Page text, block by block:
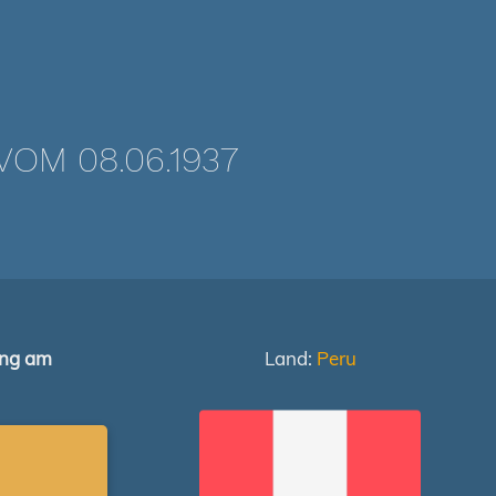
08.06.1937
am
Land: Peru